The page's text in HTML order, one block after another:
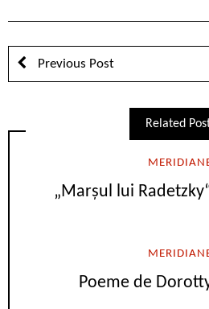
Previous Post
Related
„Marşul lui
Poeme de